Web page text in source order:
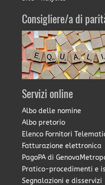
Consigliere/a di
Servizi online
Albo delle nomine
Albo pretorio
Elenco Fornitori
Fatturazione elettronica
PagoPA di
Pratico-procedimenti e
Segnalazioni e disservizi